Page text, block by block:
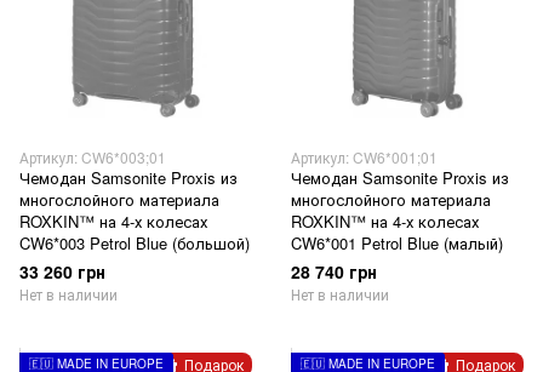
Артикул: CW6*003;01
Чемодан Samsonite Proxis из
многослойного материала
ROXKIN™ на 4-х колесах
CW6*003 Petrol Blue (большой)
33 260 грн
Нет в наличии
Артикул: CW6*001;01
Чемодан Samsonite Proxis из
многослойного материала
ROXKIN™ на 4-х колесах
CW6*001 Petrol Blue (малый)
28 740 грн
Нет в наличии
Подарок
🇪🇺 MADE IN EUROPE
Подарок
🇪🇺 MADE IN EUROPE